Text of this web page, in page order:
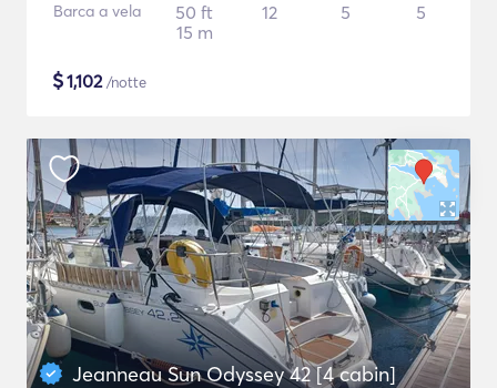
Barca a vela
50 ft
15 m
12 5 5
$1,102/notte
Jeanneau Sun Odyssey 42 [4 cabin]